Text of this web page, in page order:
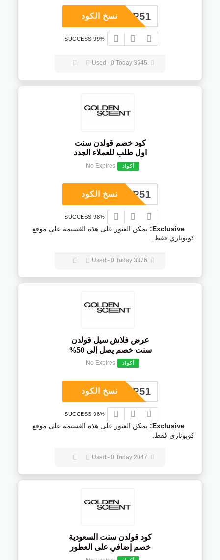
COUP51نسخ الكود
99% SUCCESS
كود خصم قولدن سنت
اول طلب للعملاء الجدد
أكواد No Expires
COUP51نسخ الكود
98% SUCCESS
Exclusive:
يمكن العثور على هذه القسيمة على موقع
كوبوناري فقط.
عرض فلاش سيل قولدن
سنت خصم يصل إلى 50%
أكواد No Expires
COUP51نسخ الكود
98% SUCCESS
Exclusive:
يمكن العثور على هذه القسيمة على موقع
كوبوناري فقط.
كود قولدن سنت السعودية
خصم إضافي على العطور